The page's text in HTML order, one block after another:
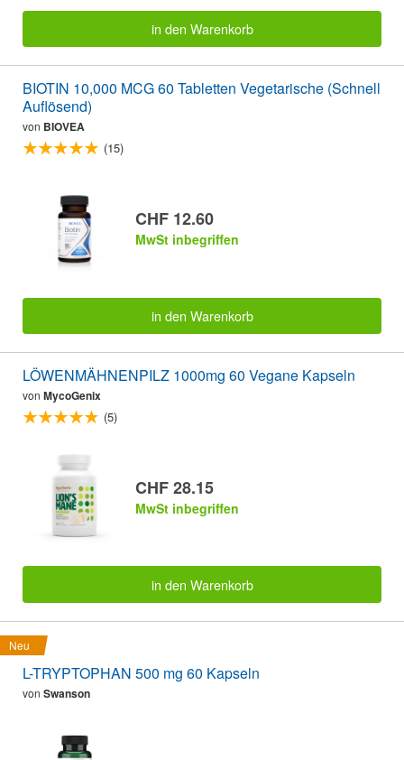
in den Warenkorb
BIOTIN 10,000 MCG 60 Tabletten Vegetarische (Schnell
Auflösend)
von BIOVEA
(15)
CHF 12.60
MwSt inbegriffen
in den Warenkorb
LÖWENMÄHNENPILZ 1000mg 60 Vegane Kapseln
von MycoGenix
(5)
CHF 28.15
MwSt inbegriffen
in den Warenkorb
Neu
L-TRYPTOPHAN 500 mg 60 Kapseln
von Swanson